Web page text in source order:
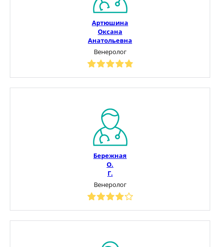
Артюшина
Оксана
Анатольевна
Венеролог
Бережная
О.
Г.
Венеролог